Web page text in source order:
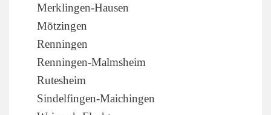
Merklingen-Hausen
Mötzingen
Renningen
Renningen-Malmsheim
Rutesheim
Sindelfingen-Maichingen